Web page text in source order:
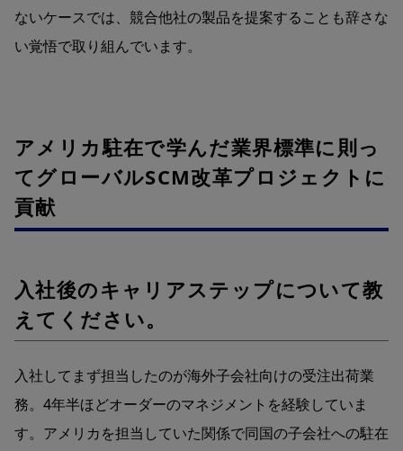
ないケースでは、競合他社の製品を提案することも辞さな
い覚悟で取り組んでいます。
アメリカ駐在で学んだ業界標準に則っ
てグローバルSCM改革プロジェクトに
貢献
入社後のキャリアステップについて教
えてください。
入社してまず担当したのが海外子会社向けの受注出荷業
務。4年半ほどオーダーのマネジメントを経験していま
す。アメリカを担当していた関係で同国の子会社への駐在